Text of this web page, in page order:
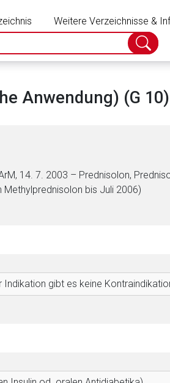
Weitere Verzeichnisse &
Suche
Anwendung) (G 10)
14. 7. 2003 – Prednisolon,
bis Juli 2006)
gibt es keine